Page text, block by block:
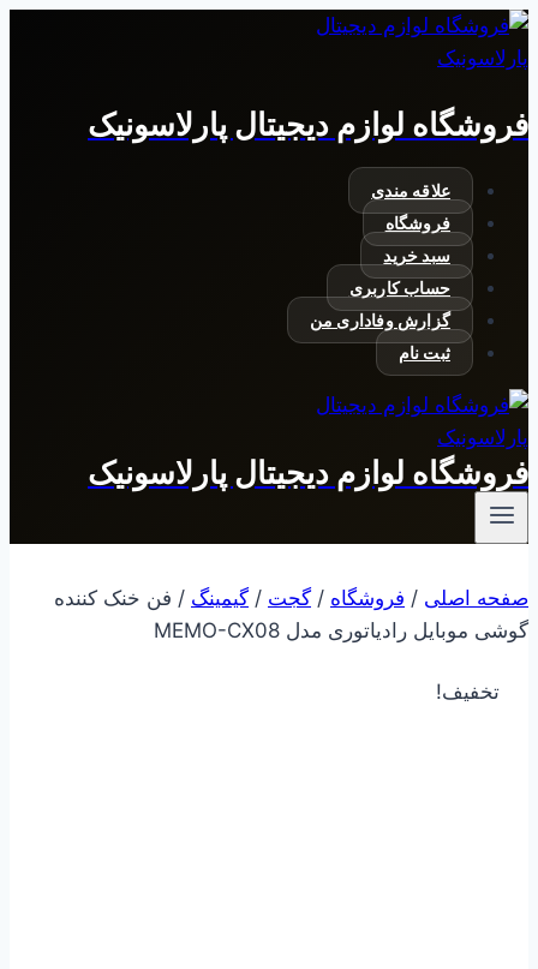
بازگشت
به
فروشگاه لوازم دیجیتال پارلاسونیک
علاقه مندی
فروشگاه
سبد خرید
حساب کاربری
گزارش وفاداری من
ثبت نام
فروشگاه لوازم دیجیتال پارلاسونیک
صفحه اصلی / فروشگاه / گجت / گیمینگ / فن خنک کننده
گوشی موبایل رادیاتوری مدل MEMO-CX08
تخفیف!